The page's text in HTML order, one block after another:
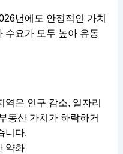
년에도 안정적인 가치
수요가 모두 높아 유동
역은 인구 감소, 일자리
동산 가치가 하락하거
니다.
약화